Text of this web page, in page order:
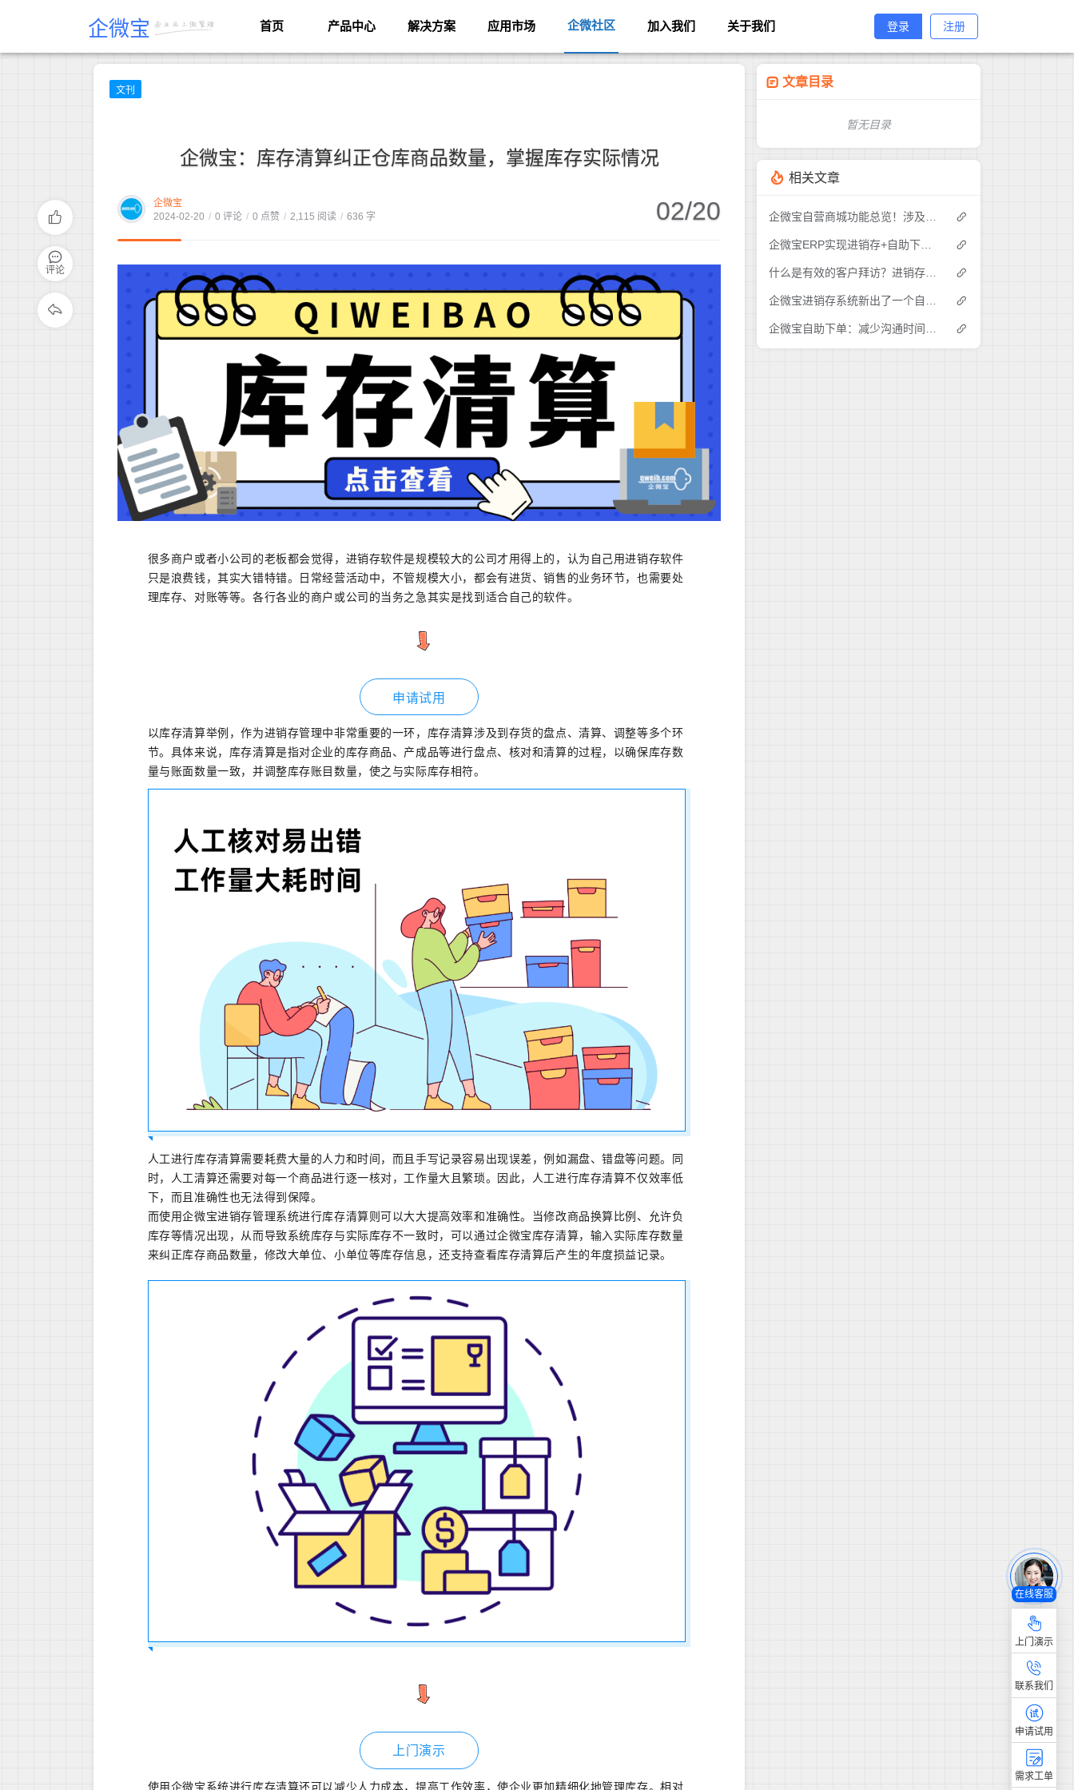
企微宝 首页 产品中心 解决方案 应用市场 企微社区 加入我们 关于我们 登录 注册
文刊
企微宝：库存清算纠正仓库商品数量，掌握库存实际情况
企微宝
2024-02-20 / 0 评论 / 0 点赞 / 2,115 阅读 / 636 字 02/20
很多商户或者小公司的老板都会觉得，进销存软件是规模较大的公司才用得上的，认为自己用进销存软件
只是浪费钱，其实大错特错。日常经营活动中，不管规模大小，都会有进货、销售的业务环节，也需要处
理库存、对账等等。各行各业的商户或公司的当务之急其实是找到适合自己的软件。
申请试用
以库存清算举例，作为进销存管理中非常重要的一环，库存清算涉及到存货的盘点、清算、调整等多个环
节。具体来说，库存清算是指对企业的库存商品、产成品等进行盘点、核对和清算的过程，以确保库存数
量与账面数量一致，并调整库存账目数量，使之与实际库存相符。
人工进行库存清算需要耗费大量的人力和时间，而且手写记录容易出现误差，例如漏盘、错盘等问题。同
时，人工清算还需要对每一个商品进行逐一核对，工作量大且繁琐。因此，人工进行库存清算不仅效率低
下，而且准确性也无法得到保障。
而使用企微宝进销存管理系统进行库存清算则可以大大提高效率和准确性。当修改商品换算比例、允许负
库存等情况出现，从而导致系统库存与实际库存不一致时，可以通过企微宝库存清算，输入实际库存数量
来纠正库存商品数量，修改大单位、小单位等库存信息，还支持查看库存清算后产生的年度损益记录。
上门演示
使用企微宝系统进行库存清算还可以减少人力成本，提高工作效率，使企业更加精细化地管理库存。相对
评论
文章目录
暂无目录
相关文章
在线客服
上门演示
联系我们
申请试用
需求工单